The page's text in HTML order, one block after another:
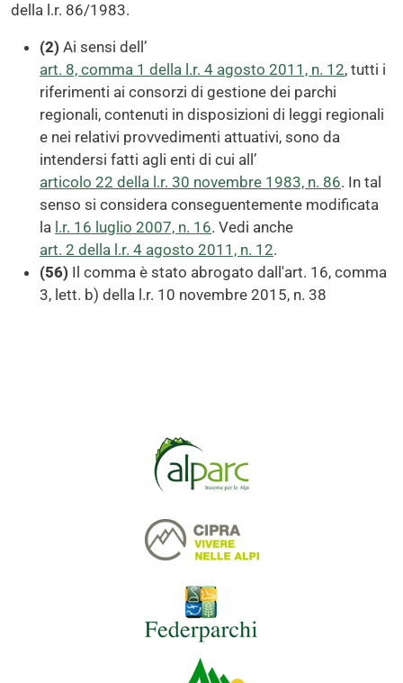
della l.r. 86/1983.
(2) Ai sensi dell’
art. 8, comma 1 della l.r. 4 agosto 2011, n. 12, tutti i
riferimenti ai consorzi di gestione dei parchi
regionali, contenuti in disposizioni di leggi regionali
e nei relativi provvedimenti attuativi, sono da
intendersi fatti agli enti di cui all’
articolo 22 della l.r. 30 novembre 1983, n. 86. In tal
senso si considera conseguentemente modificata
la l.r. 16 luglio 2007, n. 16. Vedi anche
art. 2 della l.r. 4 agosto 2011, n. 12.
(56) Il comma è stato abrogato dall'art. 16, comma
3, lett. b) della l.r. 10 novembre 2015, n. 38